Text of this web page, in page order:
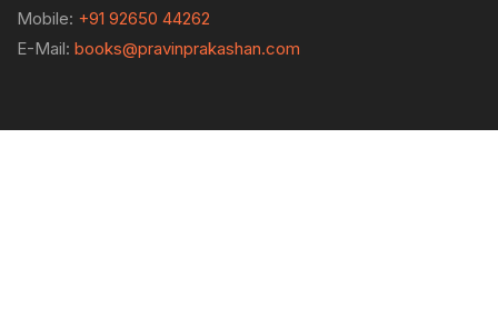
Mobile: +91 92650 44262
E-Mail: books@pravinprakashan.com